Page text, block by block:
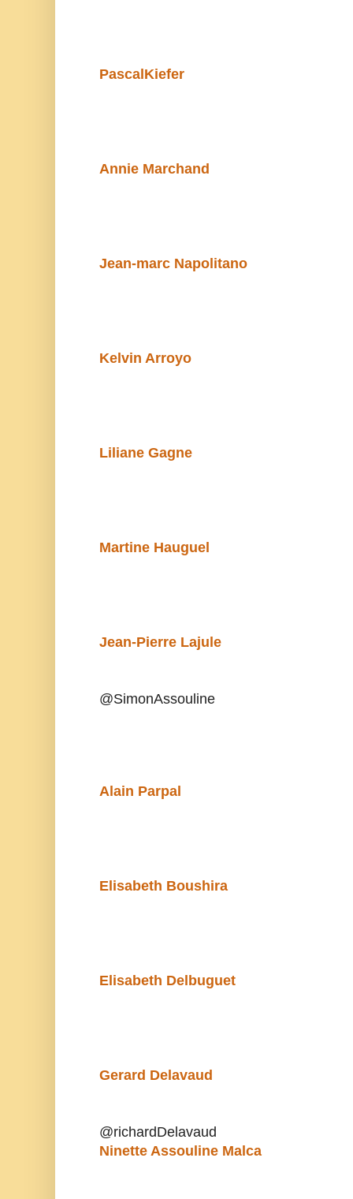
PascalKiefer
Annie Marchand
Jean-marc Napolitano
Kelvin Arroyo
Liliane Gagne
Martine Hauguel
Jean-Pierre Lajule
@SimonAssouline
Alain Parpal
Elisabeth Boushira
Elisabeth Delbuguet
Gerard Delavaud
@richardDelavaud
Ninette Assouline Malca